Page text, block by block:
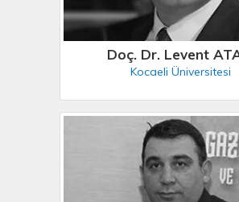
Doç. Dr. Levent
Kocaeli Üniversitesi